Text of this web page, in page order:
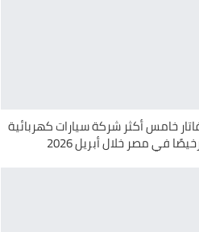
خامس أكثر شركة سيارات كهربائية
في مصر خلال أبريل 2026